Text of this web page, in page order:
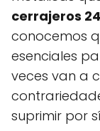
cerrajeros
conocemos
esenciales
veces van a
suprimir por